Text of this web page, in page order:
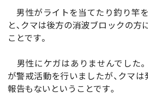
男性がライトを当てたり釣り竿
と、クマは後方の消波ブロックの方
ことです。
男性にケガはありませんでした
が警戒活動を行いましたが、クマは
報告もないということです。